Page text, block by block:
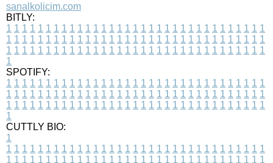
sanalkolicim.com
BITLY:
1 1 1 1 1 1 1 1 1 1 1 1 1 1 1 1 1 1 1 1 1 1 1 1 1 1 1 1 1 1 1 1 1
1 1 1 1 1 1 1 1 1 1 1 1 1 1 1 1 1 1 1 1 1 1 1 1 1 1 1 1 1 1 1 1 1
1 1 1 1 1 1 1 1 1 1 1 1 1 1 1 1 1 1 1 1 1 1 1 1 1 1 1 1 1 1 1 1 1
1
SPOTIFY:
1 1 1 1 1 1 1 1 1 1 1 1 1 1 1 1 1 1 1 1 1 1 1 1 1 1 1 1 1 1 1 1 1
1 1 1 1 1 1 1 1 1 1 1 1 1 1 1 1 1 1 1 1 1 1 1 1 1 1 1 1 1 1 1 1 1
1 1 1 1 1 1 1 1 1 1 1 1 1 1 1 1 1 1 1 1 1 1 1 1 1 1 1 1 1 1 1 1 1
1
CUTTLY BIO:
1
1 1 1 1 1 1 1 1 1 1 1 1 1 1 1 1 1 1 1 1 1 1 1 1 1 1 1 1 1 1 1 1 1
1 1 1 1 1 1 1 1 1 1 1 1 1 1 1 1 1 1 1 1 1 1 1 1 1 1 1 1 1 1 1 1 1